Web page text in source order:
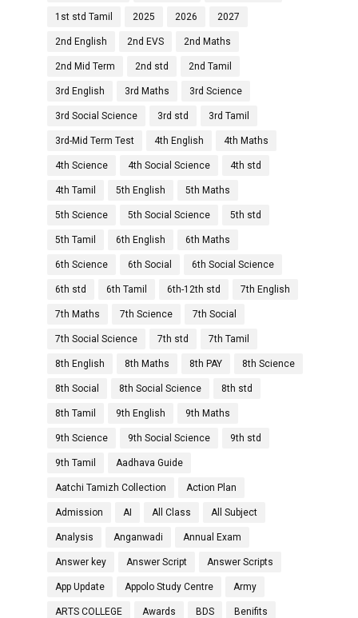
1st std Tamil 2025 2026 2027
2nd English 2nd EVS 2nd Maths
2nd Mid Term 2nd std 2nd Tamil
3rd English 3rd Maths 3rd Science
3rd Social Science 3rd std 3rd Tamil
3rd-Mid Term Test 4th English 4th Maths
4th Science 4th Social Science 4th std
4th Tamil 5th English 5th Maths
5th Science 5th Social Science 5th std
5th Tamil 6th English 6th Maths
6th Science 6th Social 6th Social Science
6th std 6th Tamil 6th-12th std 7th English
7th Maths 7th Science 7th Social
7th Social Science 7th std 7th Tamil
8th English 8th Maths 8th PAY 8th Science
8th Social 8th Social Science 8th std
8th Tamil 9th English 9th Maths
9th Science 9th Social Science 9th std
9th Tamil Aadhava Guide
Aatchi Tamizh Collection Action Plan
Admission AI All Class All Subject
Analysis Anganwadi Annual Exam
Answer key Answer Script Answer Scripts
App Update Appolo Study Centre Army
ARTS COLLEGE Awards BDS Benifits